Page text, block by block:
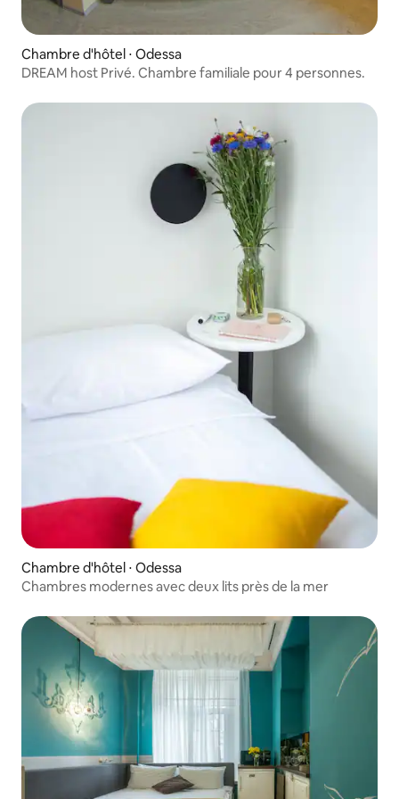
Chambre d'hôtel ⋅ Odessa
DREAM host Privé. Chambre familiale pour 4 personnes.
Chambre d'hôtel ⋅ Odessa
Chambres modernes avec deux lits près de la mer